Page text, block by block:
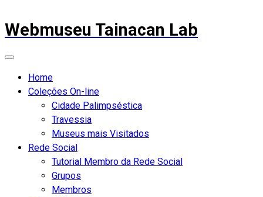
Webmuseu Tainacan Lab
Home
Coleções On-line
Cidade Palimpséstica
Travessia
Museus mais Visitados
Rede Social
Tutorial Membro da Rede Social
Grupos
Membros